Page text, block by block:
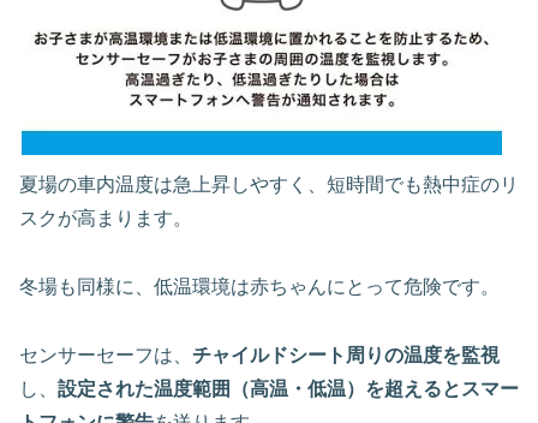
夏場の車内温度は急上昇しやすく、短時間でも熱中症のリ
スクが高まります。
冬場も同様に、低温環境は赤ちゃんにとって危険です。
センサーセーフは、 チャイルドシート周りの温度を監視
し、 設定された温度範囲（高温・低温）を超えるとスマー